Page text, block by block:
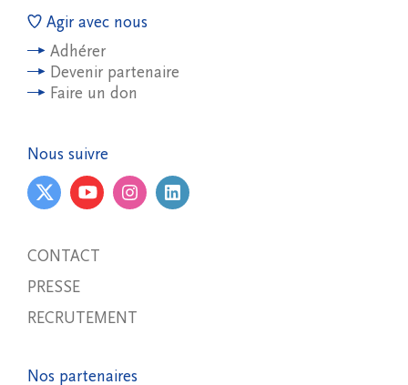
Agir avec nous
Adhérer
Devenir partenaire
Faire un don
Nous suivre
CONTACT
PRESSE
RECRUTEMENT
Nos partenaires